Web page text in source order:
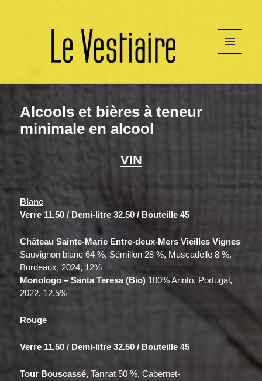
Alcools et bières à teneur
minimale en alcool
VIN
Blanc
Verre 11.50 / Demi-litre 32.50 / Bouteille 45
Château Sainte-Marie Entre-deux-Mers Vieilles Vignes
Sauvignon blanc 64 %, Sémillon 28 %, Muscadelle 8 %,
Bordeaux, 2024, 12%
Monologo – Santa Teresa (Bio) 100% Arinto, Portugal,
2022, 12.5%
Rouge
Verre 11.50 / Demi-litre 32.50 / Bouteille 45
Tour Bouscassé,Tannat 50 %, Cabernet-